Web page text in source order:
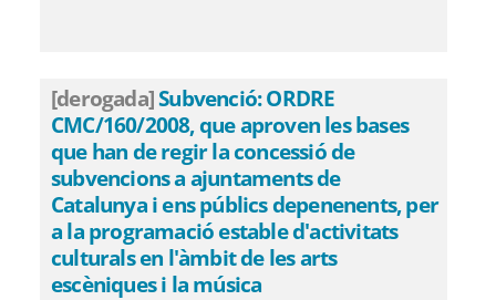
[derogada]Subvenció: ORDRE
CMC/160/2008, que aproven les bases
que han de regir la concessió de
subvencions a ajuntaments de
Catalunya i ens públics depenenents, per
a la programació estable d'activitats
culturals en l'àmbit de les arts
escèniques i la música